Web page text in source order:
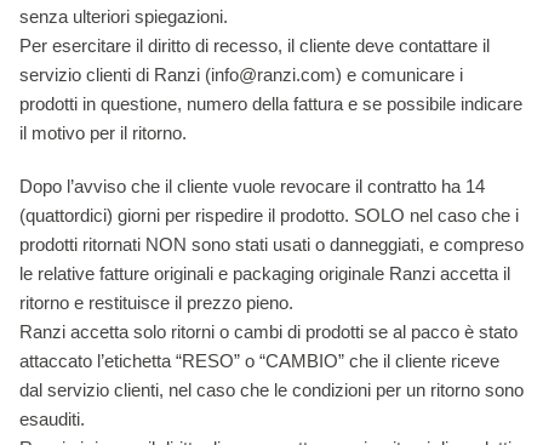
senza ulteriori spiegazioni.
Per esercitare il diritto di recesso, il cliente deve contattare il
servizio clienti di Ranzi (info@ranzi.com) e comunicare i
prodotti in questione, numero della fattura e se possibile indicare
il motivo per il ritorno.
Dopo l’avviso che il cliente vuole revocare il contratto ha 14
(quattordici) giorni per rispedire il prodotto. SOLO nel caso che i
prodotti ritornati NON sono stati usati o danneggiati, e compreso
le relative fatture originali e packaging originale Ranzi accetta il
ritorno e restituisce il prezzo pieno.
Ranzi accetta solo ritorni o cambi di prodotti se al pacco è stato
attaccato l’etichetta “RESO” o “CAMBIO” che il cliente riceve
dal servizio clienti, nel caso che le condizioni per un ritorno sono
esauditi.